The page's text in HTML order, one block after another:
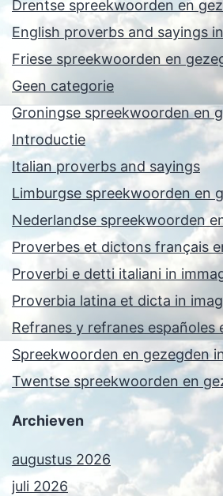
Drentse spreekwoorden en
English proverbs and sayings
Friese spreekwoorden en
Geen categorie
Groningse spreekwoorden en
Introductie
Italian proverbs and sayings
Limburgse spreekwoorden en
Nederlandse spreekwoorden
Proverbes et dictons français
Proverbi e detti italiani in
Proverbia latina et dicta in
Refranes y refranes españoles
Spreekwoorden en gezegden
Twentse spreekwoorden en
Archieven
augustus 2026
juli 2026